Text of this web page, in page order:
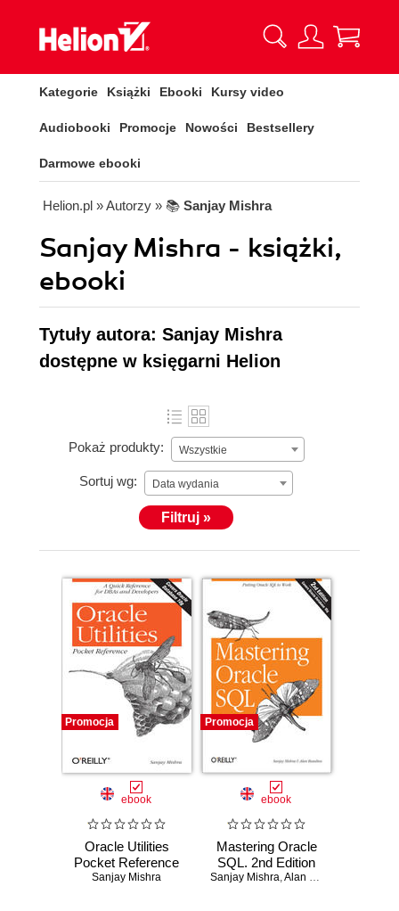
Kategorie Książki Ebooki Kursy video
Audiobooki Promocje Nowości Bestsellery
Darmowe ebooki
Helion.pl » Autorzy » 📚 Sanjay Mishra
Sanjay Mishra - książki,
ebooki
Tytuły autora: Sanjay Mishra
dostępne w księgarni Helion
Pokaż produkty: Wszystkie
Sortuj wg: Data wydania
Filtruj »
Promocja
ebook
Oracle Utilities
Pocket Reference
Sanjay Mishra
Promocja
ebook
Mastering Oracle
SQL. 2nd Edition
Sanjay Mishra,Alan Beaulieu